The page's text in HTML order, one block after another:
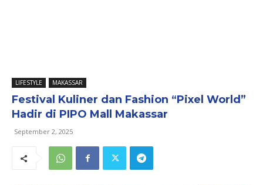
LIFESTYLE MAKASSAR
Festival Kuliner dan Fashion “Pixel World”
Hadir di PIPO Mall Makassar
September 2, 2025